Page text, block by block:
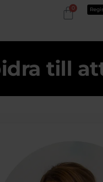
0
till